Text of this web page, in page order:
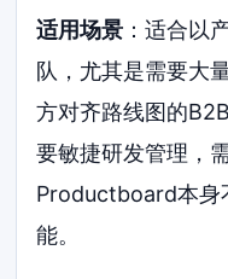
适用场景 ：适合以
队，尤其是需要大
方对齐路线图的
要敏捷研发管理，
Productboard本身
能。